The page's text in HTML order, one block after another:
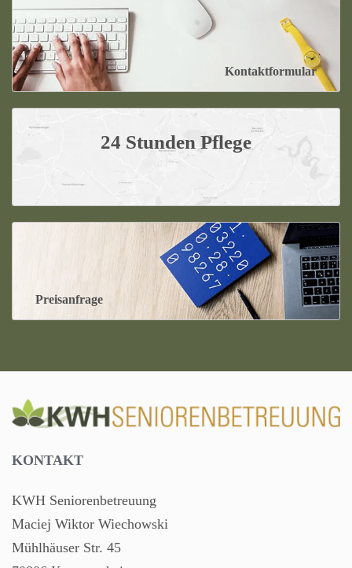
Kontaktformular
24 Stunden Pflege
Preisanfrage
KONTAKT
KWH Seniorenbetreuung
Maciej Wiktor Wiechowski
Mühlhäuser Str. 45